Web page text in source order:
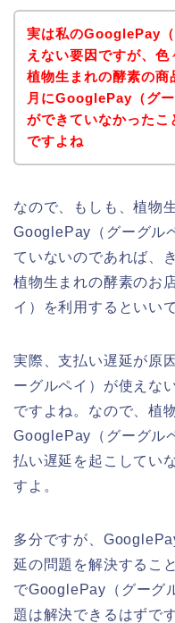
実は私のGooglePay
えない要因ですが、色
植物生まれの酵素の商
月にGooglePay（グ
ができていなかったこ
ですよね
なので、もしも、植物
GooglePay（グーグル
ていないのであれば、
植物生まれの酵素のお
イ）を利用するといい
実際、支払い遅延が原
ーグルペイ）が使えな
ですよね。なので、植
GooglePay（グーグル
払い遅延を起こしてい
すよ。
多分ですが、
延の問題を解決するこ
でGooglePay（グーグ
題は解決できるはずです